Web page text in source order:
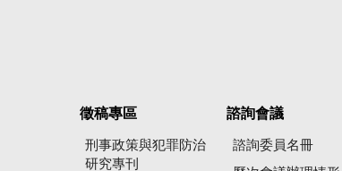
徵稿專區
刑事政策與犯罪防治
研究專刊
諮詢會議
諮詢委員名冊